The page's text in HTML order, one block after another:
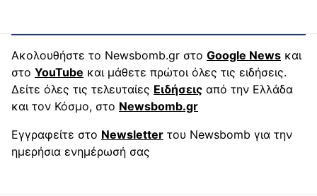
Ακολουθήστε το Newsbomb.gr στο Google News και
στο YouTube και μάθετε πρώτοι όλες τις ειδήσεις.
Δείτε όλες τις τελευταίες Ειδήσεις από την Ελλάδα
και τον Κόσμο, στο Newsbomb.gr
Εγγραφείτε στο Newsletter του Newsbomb για την
ημερήσια ενημέρωσή σας